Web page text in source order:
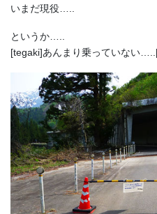
いまだ現役…..
というか…..
[tegaki]あんまり乗っていない